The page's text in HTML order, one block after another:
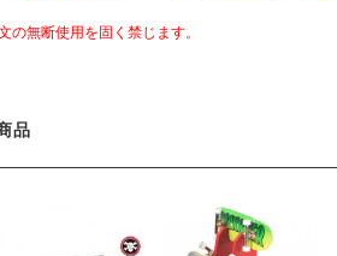
無断使用を固く禁じます。
品